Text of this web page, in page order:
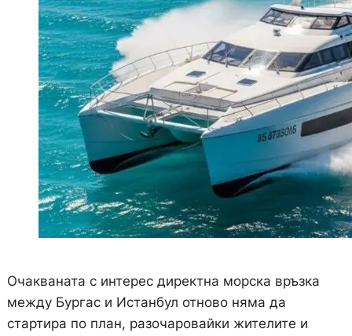
Очакваната с интерес директна морска връзка
между Бургас и Истанбул отново няма да
стартира по план, разочаровайки жителите и